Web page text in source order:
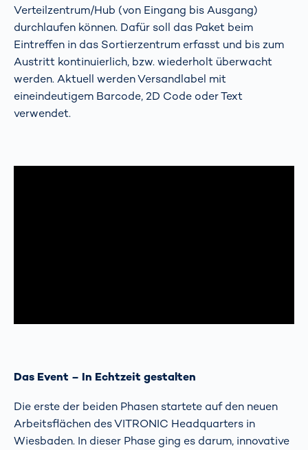
Verteilzentrum/Hub (von Eingang bis Ausgang)
durchlaufen können. Dafür soll das Paket beim
Eintreffen in das Sortierzentrum erfasst und bis zum
Austritt kontinuierlich, bzw. wiederholt überwacht
werden. Aktuell werden Versandlabel mit
eineindeutigem Barcode, 2D Code oder Text
verwendet.
Das Event – In Echtzeit gestalten
Die erste der beiden Phasen startete auf den neuen
Arbeitsflächen des VITRONIC Headquarters in
Wiesbaden. In dieser Phase ging es darum, innovative